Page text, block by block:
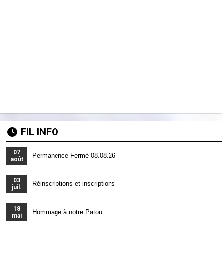
FIL INFO
07
août
Permanence Fermé 08.08.26
03
juil.
Réinscriptions et inscriptions
18
mai
Hommage à notre Patou